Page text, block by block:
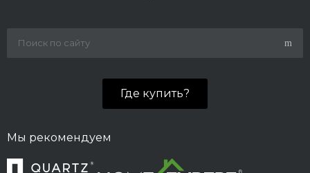
Где купить?
Мы рекомендуем